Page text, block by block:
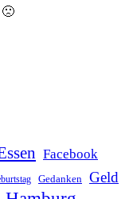
🙁
Facebook
Gedanken Geld